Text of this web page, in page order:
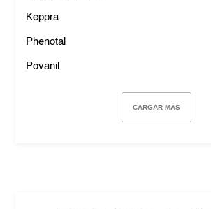
Keppra
Phenotal
Povanil
CARGAR MÁS